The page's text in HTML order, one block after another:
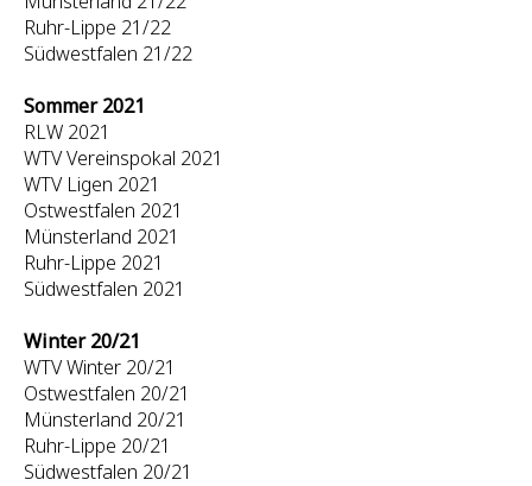
Ruhr-Lippe 21/22
Südwestfalen 21/22
Sommer 2021
RLW 2021
WTV Vereinspokal 2021
WTV Ligen 2021
Ostwestfalen 2021
Münsterland 2021
Ruhr-Lippe 2021
Südwestfalen 2021
Winter 20/21
WTV Winter 20/21
Ostwestfalen 20/21
Münsterland 20/21
Ruhr-Lippe 20/21
Südwestfalen 20/21